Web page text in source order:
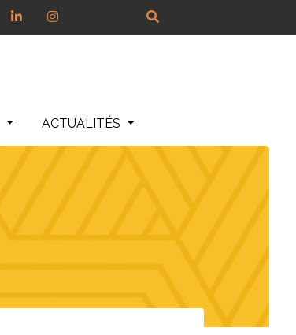
ACTUALITÉS